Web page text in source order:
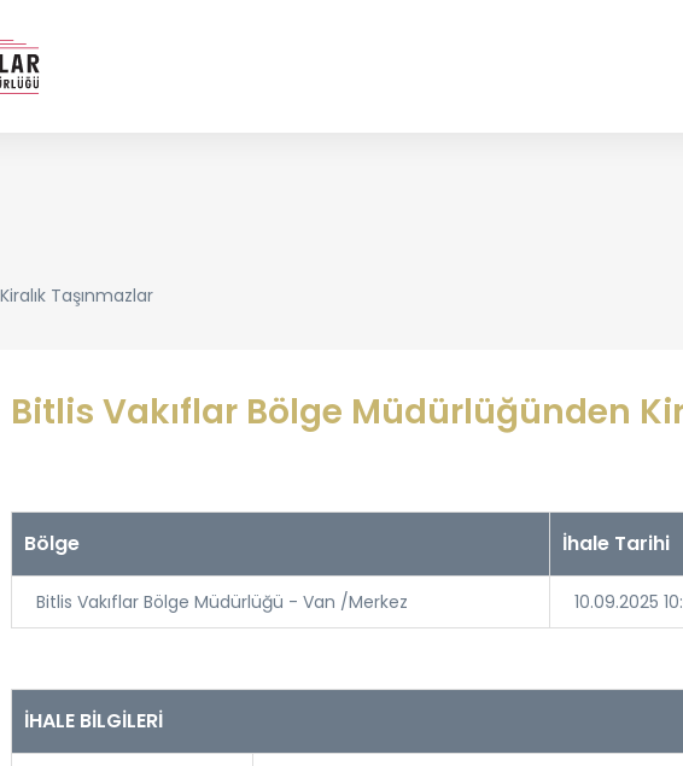
Taşınmazlar
Bitlis Vakıflar Bölge Müdürlüğünden
Bölge İhale Tarihi
Bitlis Vakıflar Bölge Müdürlüğü - Van /Merkez 10.09.2025
İHALE BİLGİLERİ